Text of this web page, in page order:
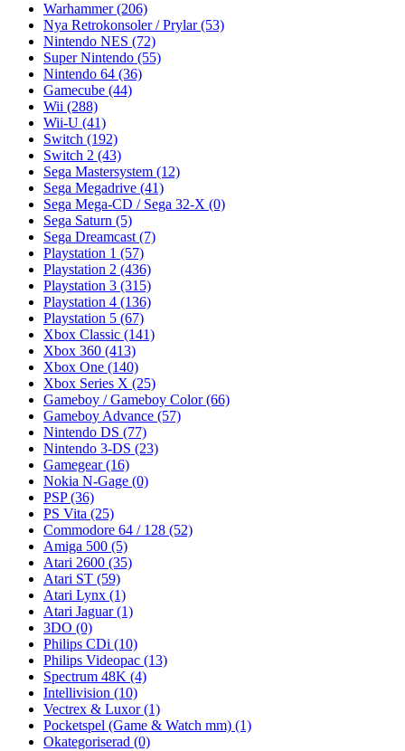
Warhammer(206)
Nya Retrokonsoler / Prylar(53)
Nintendo NES (72)
Super Nintendo (55)
Nintendo 64 (36)
Gamecube (44)
Wii (288)
Wii-U (41)
Switch (192)
Switch 2 (43)
Sega Mastersystem (12)
Sega Megadrive (41)
Sega Mega-CD / Sega 32-X (0)
Sega Saturn (5)
Sega Dreamcast (7)
Playstation 1 (57)
Playstation 2 (436)
Playstation 3 (315)
Playstation 4 (136)
Playstation 5 (67)
Xbox Classic (141)
Xbox 360 (413)
Xbox One (140)
Xbox Series X (25)
Gameboy / Gameboy Color(66)
Gameboy Advance (57)
Nintendo DS (77)
Nintendo 3-DS (23)
Gamegear(16)
Nokia N-Gage (0)
PSP(36)
PS Vita (25)
Commodore 64 / 128 (52)
Amiga 500 (5)
Atari 2600 (35)
Atari ST (59)
Atari Lynx (1)
Atari Jaguar(1)
3DO (0)
Philips CDi (10)
Philips Videopac (13)
Spectrum 48K (4)
Intellivision (10)
Vectrex & Luxor(1)
Pocketspel (Game & Watch mm) (1)
Okategoriserad (0)